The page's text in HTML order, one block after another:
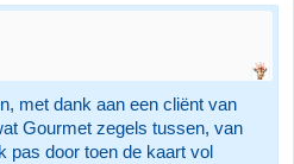
met dank aan een cliënt van
Gourmet zegels tussen, van
pas door toen de kaart vol